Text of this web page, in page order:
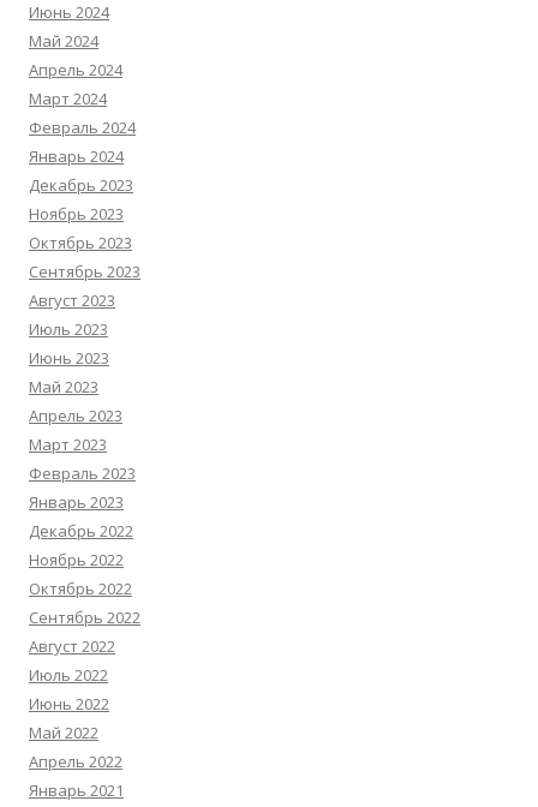
Июнь 2024
Май 2024
Апрель 2024
Март 2024
Февраль 2024
Январь 2024
Декабрь 2023
Ноябрь 2023
Октябрь 2023
Сентябрь 2023
Август 2023
Июль 2023
Июнь 2023
Май 2023
Апрель 2023
Март 2023
Февраль 2023
Январь 2023
Декабрь 2022
Ноябрь 2022
Октябрь 2022
Сентябрь 2022
Август 2022
Июль 2022
Июнь 2022
Май 2022
Апрель 2022
Январь 2021